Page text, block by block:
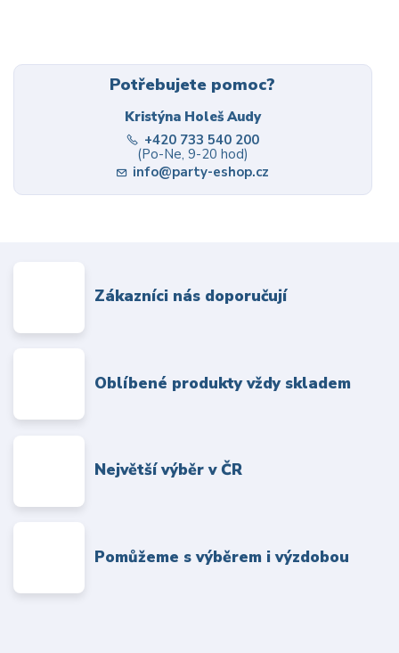
Potřebujete pomoc?
Kristýna Holeš Audy
+420 733 540 200
(Po-Ne, 9-20 hod)
info@party-eshop.cz
Zákazníci nás doporučují
Oblíbené produkty vždy skladem
Největší výběr v ČR
Pomůžeme s výběrem i výzdobou